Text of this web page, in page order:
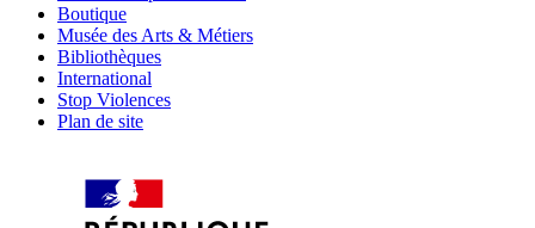
Boutique
Musée des Arts & Métiers
Bibliothèques
International
Stop Violences
Plan de site